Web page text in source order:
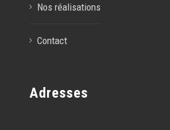
Nos réalisations
Contact
Adresses